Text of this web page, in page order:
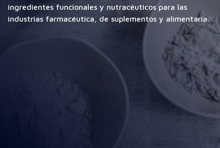
ingredientes funcionales y nutracéuticos para las
industrias farmacéutica, de suplementos y alimentaria.